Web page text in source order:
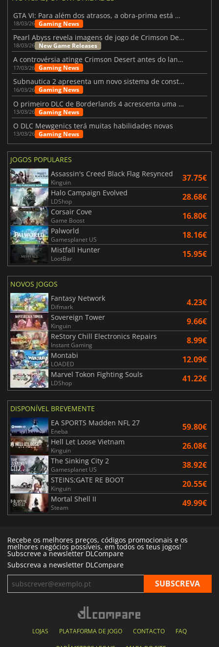
GTA VI: Para além dos atrasos, a obra-prima está quase a chegar
18/03/26 Gaming News
Pearl Abyss revela imagens de jogo de Crimson Desert para a PS5
18/03/26 New Game Releases
A controvérsia atinge Crimson Desert antes do lançamento
17/03/26 Gaming News
Subnautica 2 apresenta um novo sistema de construção de bases
16/03/26 Gaming News
O primeiro DLC de Borderlands 4 acrescenta uma nova personagem e muito mais
13/03/26 Gaming News
O DLC Mewgenics terá muitas habilidades novas
13/03/26 Gaming News
JOGOS POPULARES
Assassin's Creed Black Flag Resynced
Kinguin 37.75€
Halo Campaign Evolved
LDShop 28.68€
Corsair Cove
Game Boost 16.80€
Palworld
Gamesplanet US 18.16€
Mistfall Hunter
LootBar 15.95€
NOVOS JOGOS
Fantasy Network
Difmark 4.23€
Sovereign Tower
Kinguin 9.66€
ReStory Chill Electronics Repairs
Instant Gaming 8.99€
Montabi
LOADED 12.09€
Marvel Tokon Fighting Souls
LDShop 41.22€
DISPONÍVEL BREVEMENTE
EA SPORTS Madden NFL 27
Eneba 59.80€
Hell Let Loose Vietnam
Kinguin 26.08€
The Sinking City 2
Gamesplanet US 38.92€
STEINS;GATE RE BOOT
Kinguin 20.55€
Mortal Shell II
Steam 49.99€
Recebe os melhores preços, códigos promocionais e os
melhores negócios possíveis, em todos os teus jogos!
Subscreve a newsletter DLCompare
Subscreva a newsletter DLCompare
LOJAS PLATAFORMA DE JOGO CONTACTO FAQ